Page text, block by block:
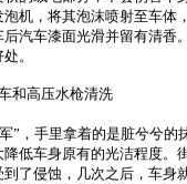
机，将其泡沫喷射至车
汽车漆面光滑并留有清香
。
和高压水枪清洗
”，手里拿着的是脏兮兮
低车身原有的光洁程度
了侵蚀，几次之后，车